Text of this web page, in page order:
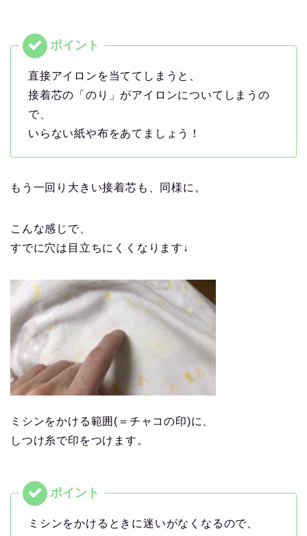
直接アイロンを当ててしまうと、
接着芯の「のり」がアイロンについてしまうの
で、
いらない紙や布をあてましょう！
もう一回り大きい接着芯も、同様に。
こんな感じで、
すでに穴は目立ちにくくなります↓
ミシンをかける範囲(＝チャコの印)に、
しつけ糸で印をつけます。
ミシンをかけるときに迷いがなくなるので、